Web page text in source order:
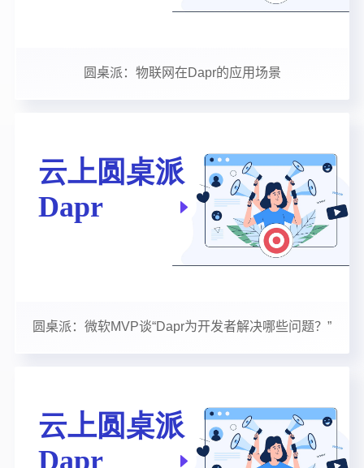
圆桌派：物联网在Dapr的应用场景
圆桌派：微软MVP谈“Dapr为开发者解决哪些问题？”